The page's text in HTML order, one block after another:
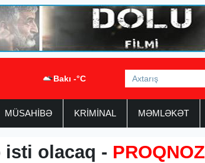
Bakı -°C
MÜSAHİBƏ KRİMİNAL MƏMLƏKƏT
isti olacaq - PROQNOZ